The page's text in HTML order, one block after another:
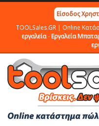
Είσοδος
TOOLSales.GR | Online
εργαλεία-Εργαλεία